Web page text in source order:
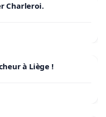
Charleroi.
à Liège !